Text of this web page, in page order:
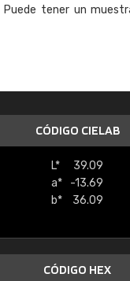
tener un
CÓDIGO CIELAB
L*
39.09
a*
-13.69
b*
36.09
CÓDIGO HEX
No obstante No es
lo que se busca"